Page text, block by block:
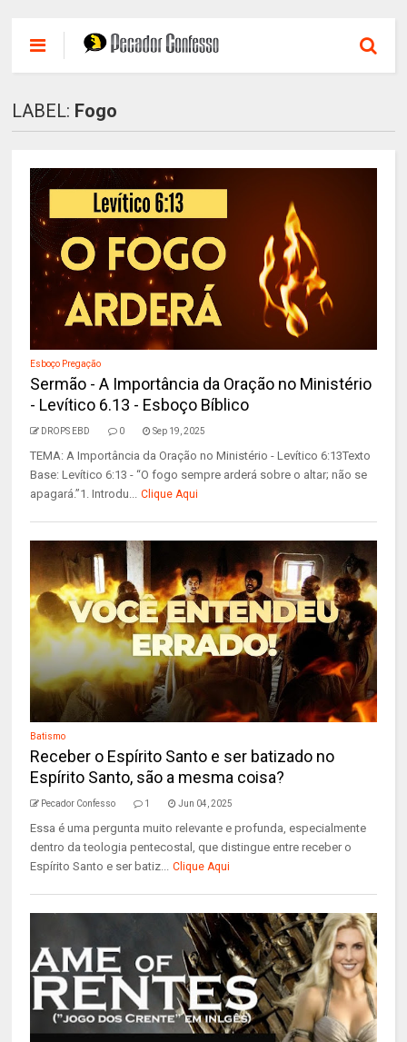
LABEL: Fogo
Esboço Pregação
Sermão - A Importância da Oração no Ministério
- Levítico 6.13 - Esboço Bíblico
DROPS EBD 0 Sep 19, 2025
TEMA: A Importância da Oração no Ministério - Levítico 6:13Texto
Base: Levítico 6:13 - “O fogo sempre arderá sobre o altar; não se
apagará.”1. Introdu... Clique Aqui
Batismo
Receber o Espírito Santo e ser batizado no
Espírito Santo, são a mesma coisa?
Pecador Confesso 1 Jun 04, 2025
Essa é uma pergunta muito relevante e profunda, especialmente
dentro da teologia pentecostal, que distingue entre receber o
Espírito Santo e ser batiz... Clique Aqui